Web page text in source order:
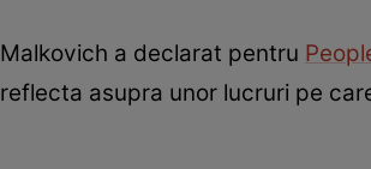
Malkovich a declarat pentru
reflecta asupra unor lucruri pe